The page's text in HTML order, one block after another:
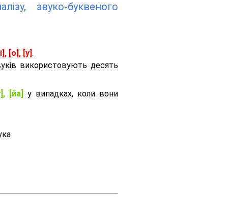
звуко-буквеного
[о], [у] .
використовують десять
[йа] у випадках, коли вони